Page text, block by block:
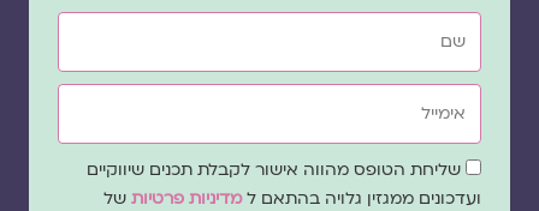
שם
אימייל
שדה
הסכמה
שליחת הטופס מהווה אישור לקבלת תכנים שיווקיים
ועדכונים ממגזין גלויה בהתאם למדיניות פרטיות של